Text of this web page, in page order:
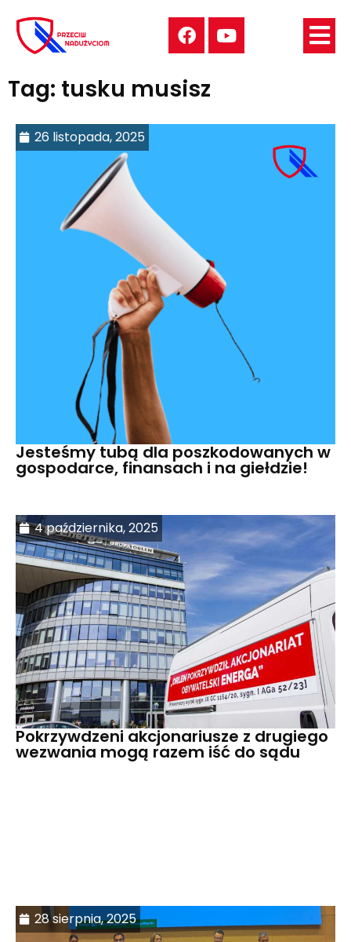
Tag: tusku musisz
26 listopada, 2025
Jesteśmy tubą dla poszkodowanych w
gospodarce, finansach i na giełdzie!
4 października, 2025
Pokrzywdzeni akcjonariusze z drugiego
wezwania mogą razem iść do sądu
28 sierpnia, 2025